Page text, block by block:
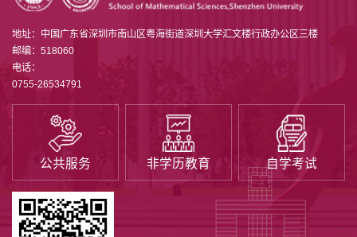
地址：中国广东省深圳市南山区粤海街道深圳大学汇文楼行政办公区三楼
邮编：518060
电话：
0755-26534791
公共服务 非学历教育 自学考试